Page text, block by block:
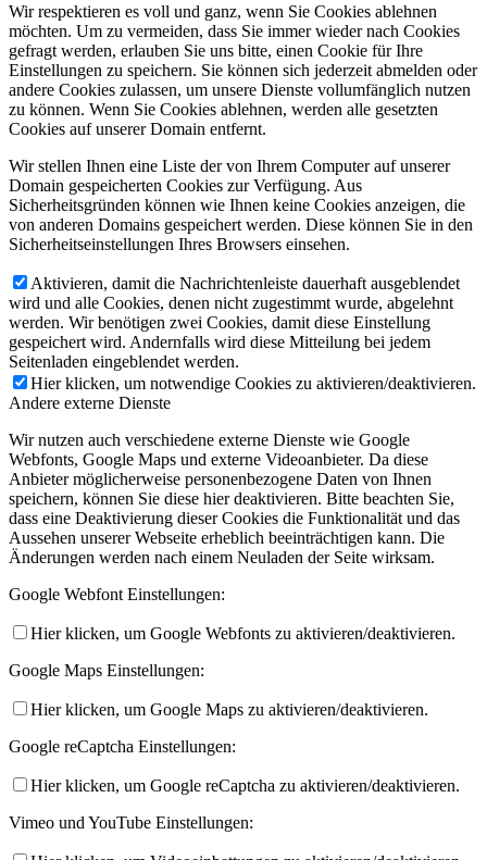
Wir respektieren es voll und ganz, wenn Sie Cookies ablehnen
möchten. Um zu vermeiden, dass Sie immer wieder nach Cookies
gefragt werden, erlauben Sie uns bitte, einen Cookie für Ihre
Einstellungen zu speichern. Sie können sich jederzeit abmelden oder
andere Cookies zulassen, um unsere Dienste vollumfänglich nutzen
zu können. Wenn Sie Cookies ablehnen, werden alle gesetzten
Cookies auf unserer Domain entfernt.
Wir stellen Ihnen eine Liste der von Ihrem Computer auf unserer
Domain gespeicherten Cookies zur Verfügung. Aus
Sicherheitsgründen können wie Ihnen keine Cookies anzeigen, die
von anderen Domains gespeichert werden. Diese können Sie in den
Sicherheitseinstellungen Ihres Browsers einsehen.
Aktivieren, damit die Nachrichtenleiste dauerhaft ausgeblendet
wird und alle Cookies, denen nicht zugestimmt wurde, abgelehnt
werden. Wir benötigen zwei Cookies, damit diese Einstellung
gespeichert wird. Andernfalls wird diese Mitteilung bei jedem
Seitenladen eingeblendet werden.
Hier klicken, um notwendige Cookies zu aktivieren/deaktivieren.
Andere externe Dienste
Wir nutzen auch verschiedene externe Dienste wie Google
Webfonts, Google Maps und externe Videoanbieter. Da diese
Anbieter möglicherweise personenbezogene Daten von Ihnen
speichern, können Sie diese hier deaktivieren. Bitte beachten Sie,
dass eine Deaktivierung dieser Cookies die Funktionalität und das
Aussehen unserer Webseite erheblich beeinträchtigen kann. Die
Änderungen werden nach einem Neuladen der Seite wirksam.
Google Webfont Einstellungen:
Hier klicken, um Google Webfonts zu aktivieren/deaktivieren.
Google Maps Einstellungen:
Hier klicken, um Google Maps zu aktivieren/deaktivieren.
Google reCaptcha Einstellungen:
Hier klicken, um Google reCaptcha zu aktivieren/deaktivieren.
Vimeo und YouTube Einstellungen: